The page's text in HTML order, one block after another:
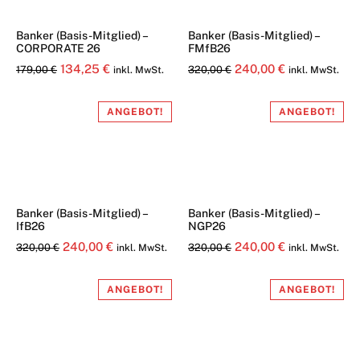
Banker (Basis-Mitglied) –
CORPORATE 26
179,00€ Ursprünglicher
134,25 €Aktueller
ist:
inkl. MwSt.
Banker (Basis-Mitglied) –
FMfB26
320,00€ Ursprünglicher
240,00 €Aktueller
ist:
inkl. MwSt.
ANGEBOT!
Banker (Basis-Mitglied) –
IfB26
320,00€ Ursprünglicher
240,00 €Aktueller
ist:
inkl. MwSt.
ANGEBOT!
Banker (Basis-Mitglied) –
NGP26
320,00€ Ursprünglicher
240,00 €Aktueller
ist:
inkl. MwSt.
ANGEBOT! ANGEBOT!